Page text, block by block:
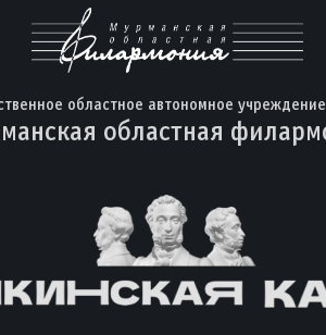
областное автономное
областная